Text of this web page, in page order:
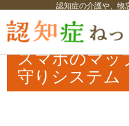
認知症の介護や、物
認知症ねっと 認知症最新ニ
きる見守りシステム「SmartMap
スマホのマッ
守りシステム